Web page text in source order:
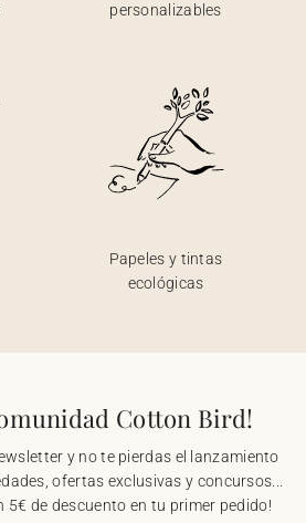
personalizables
Papeles y tintas
ecológicas
Cotton Bird!
y no te pierdas el lanzamiento
ofertas exclusivas y concursos...
5€ de descuento en tu primer pedido!